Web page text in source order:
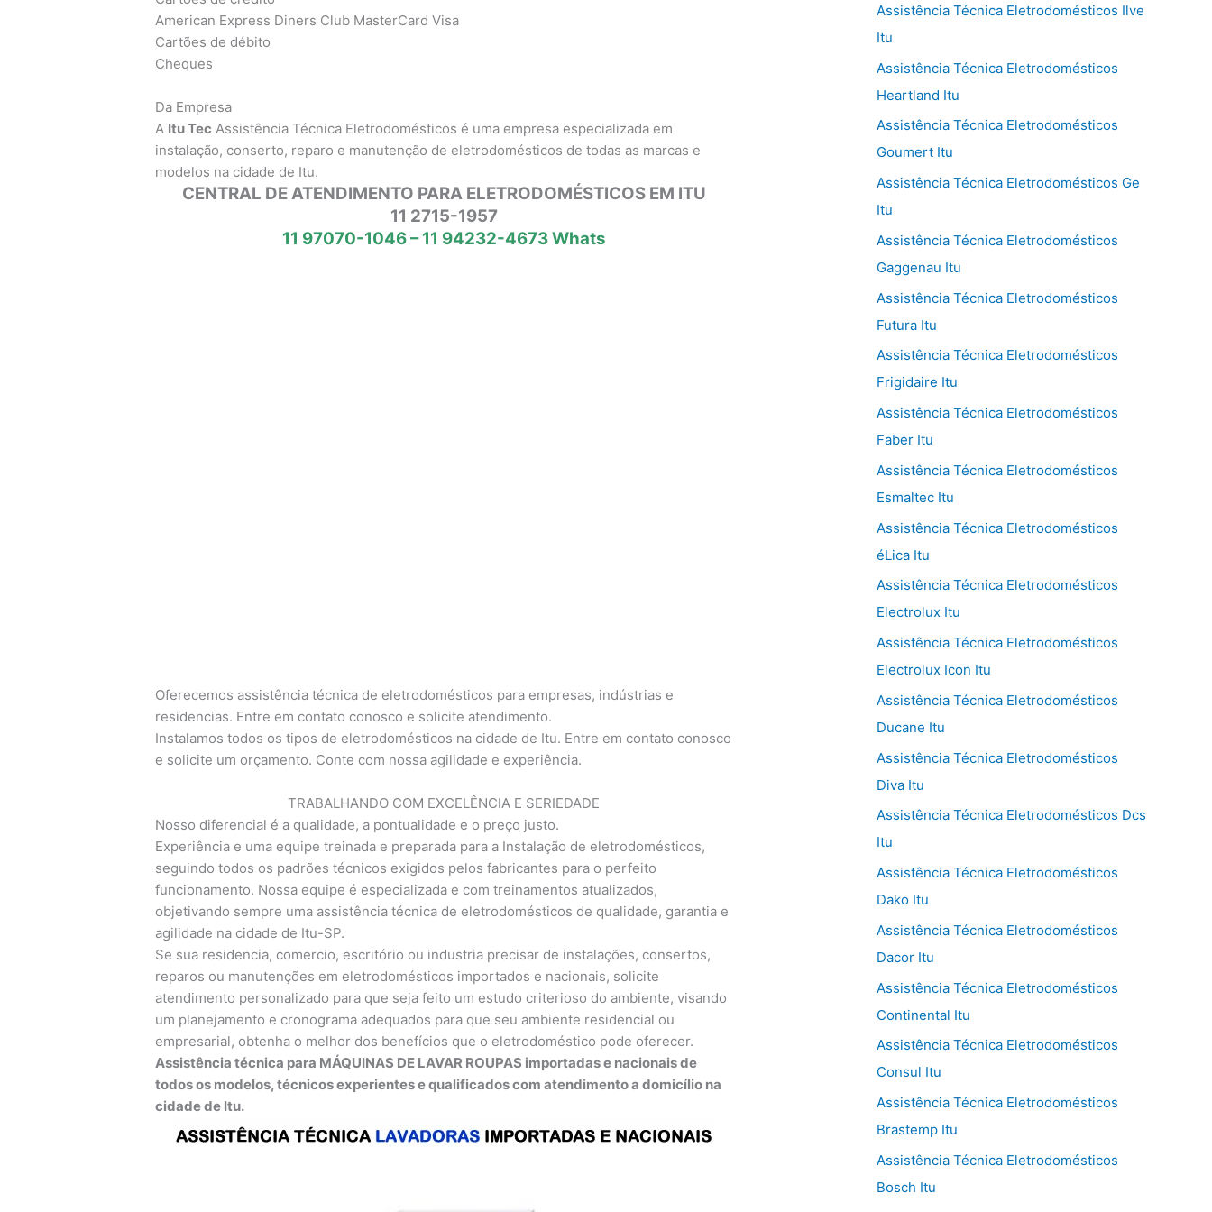
American Express Diners Club MasterCard Visa
Cartões de débito
Cheques
Da Empresa
A Itu Tec Assistência Técnica Eletrodomésticos é uma empresa especializada em
instalação, conserto, reparo e manutenção de eletrodomésticos de todas as marcas e
modelos na cidade de Itu.
CENTRAL DE ATENDIMENTO PARA ELETRODOMÉSTICOS EM ITU
11 2715-1957
11 97070-1046 – 11 94232-4673 Whats
Oferecemos assistência técnica de eletrodomésticos para empresas, indústrias e
residencias. Entre em contato conosco e solicite atendimento.
Instalamos todos os tipos de eletrodomésticos na cidade de Itu. Entre em contato conosco
e solicite um orçamento. Conte com nossa agilidade e experiência.
TRABALHANDO COM EXCELÊNCIA E SERIEDADE
Nosso diferencial é a qualidade, a pontualidade e o preço justo.
Experiência e uma equipe treinada e preparada para a Instalação de eletrodomésticos,
seguindo todos os padrões técnicos exigidos pelos fabricantes para o perfeito
funcionamento. Nossa equipe é especializada e com treinamentos atualizados,
objetivando sempre uma assistência técnica de eletrodomésticos de qualidade, garantia e
agilidade na cidade de Itu-SP.
Se sua residencia, comercio, escritório ou industria precisar de instalações, consertos,
reparos ou manutenções em eletrodomésticos importados e nacionais, solicite
atendimento personalizado para que seja feito um estudo criterioso do ambiente, visando
um planejamento e cronograma adequados para que seu ambiente residencial ou
empresarial, obtenha o melhor dos benefícios que o eletrodoméstico pode oferecer.
Assistência técnica para MÁQUINAS DE LAVAR ROUPAS importadas e nacionais de
todos os modelos, técnicos experientes e qualificados com atendimento a domicílio na
cidade de Itu.
Assistência Técnica Eletrodomésticos Ilve
Itu
Assistência Técnica Eletrodomésticos
Heartland Itu
Assistência Técnica Eletrodomésticos
Goumert Itu
Assistência Técnica Eletrodomésticos Ge
Itu
Assistência Técnica Eletrodomésticos
Gaggenau Itu
Assistência Técnica Eletrodomésticos
Futura Itu
Assistência Técnica Eletrodomésticos
Frigidaire Itu
Assistência Técnica Eletrodomésticos
Faber Itu
Assistência Técnica Eletrodomésticos
Esmaltec Itu
Assistência Técnica Eletrodomésticos
éLica Itu
Assistência Técnica Eletrodomésticos
Electrolux Itu
Assistência Técnica Eletrodomésticos
Electrolux Icon Itu
Assistência Técnica Eletrodomésticos
Ducane Itu
Assistência Técnica Eletrodomésticos
Diva Itu
Assistência Técnica Eletrodomésticos Dcs
Itu
Assistência Técnica Eletrodomésticos
Dako Itu
Assistência Técnica Eletrodomésticos
Dacor Itu
Assistência Técnica Eletrodomésticos
Continental Itu
Assistência Técnica Eletrodomésticos
Consul Itu
Assistência Técnica Eletrodomésticos
Brastemp Itu
Assistência Técnica Eletrodomésticos
Bosch Itu